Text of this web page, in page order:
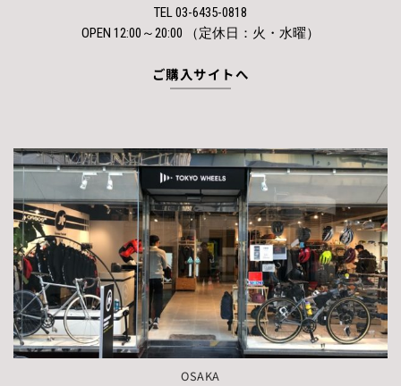
TEL 03-6435-0818
OPEN 12:00～20:00 （定休日：火・水曜）
ご購入サイトへ
OSAKA